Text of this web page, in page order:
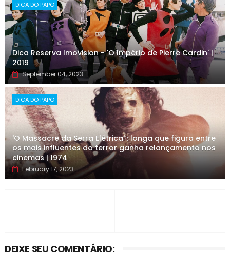
DICA DO PAPO
Dica Reserva Imovision - 'O Império de Pierre Cardin' |
2019
September 04, 2023
DICA DO PAPO
'O Massacre da Serra Elétrica' : longa que figura entre
os mais influentes do terror ganha relançamento nos
cinemas | 1974
February 17, 2023
DEIXE SEU COMENTÁRIO: